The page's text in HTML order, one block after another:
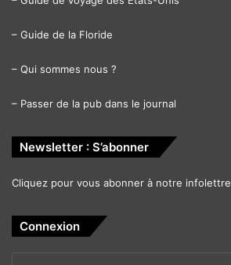
– Guide de la Floride
– Qui sommes nous ?
– Passer de la pub dans le journal
Newsletter : S’abonner
Cliquez pour vous abonner à notre infolettre
Connexion